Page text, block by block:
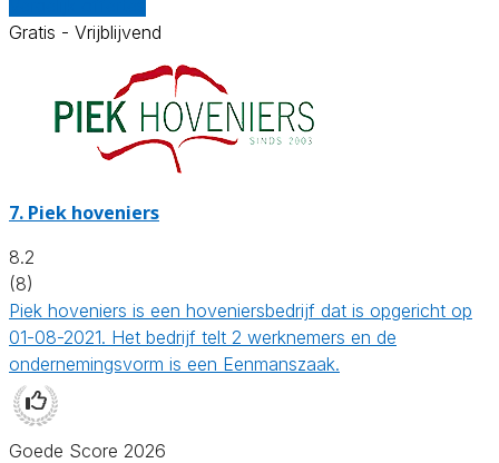
Gratis - Vrijblijvend
7. Piek hoveniers
8.2
(8)
Piek hoveniers is een hoveniersbedrijf dat is opgericht op
01-08-2021. Het bedrijf telt 2 werknemers en de
ondernemingsvorm is een Eenmanszaak.
Goede Score 2026